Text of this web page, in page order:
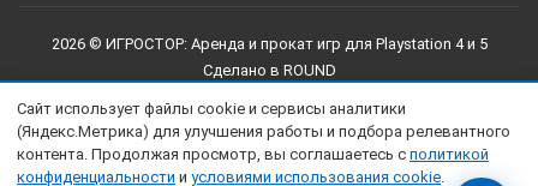
2026 © ИГРОСТОР: Аренда и прокат игр для Playstation 4 и 5
Сделано в ROUND
Сайт использует файлы cookie и сервисы аналитики
(Яндекс.Метрика) для улучшения работы и подбора релевантного
контента. Продолжая просмотр, вы соглашаетесь с политикой
конфиденциальности и условиями использования cookie.